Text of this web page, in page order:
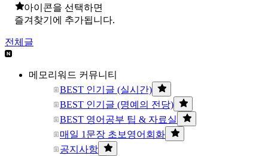
아이콘을 선택하면
즐겨찾기에 추가됩니다.
전체글
메모리워드 커뮤니티
BEST 인기글 (실시간)
BEST 인기글 (명예의 전당)
BEST 영어공부 팁 & 자료실
매일 1문장 초보영어회화
공지사항